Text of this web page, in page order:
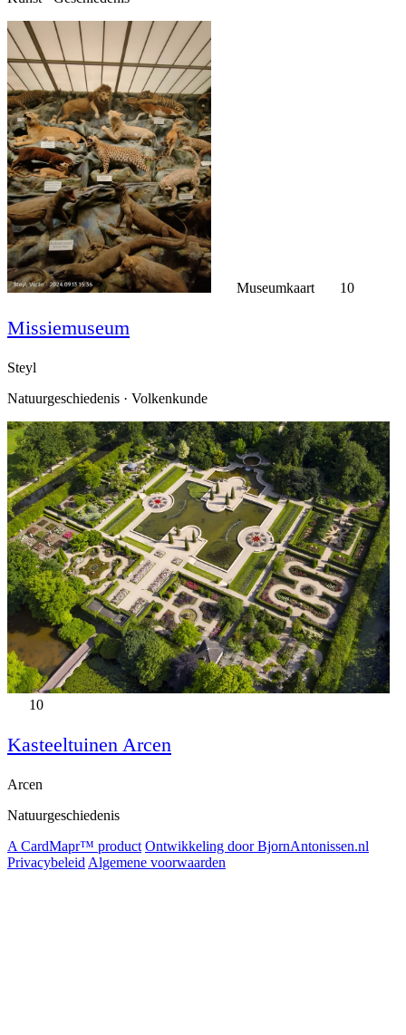
Museumkaart 10
Missiemuseum
Steyl
Natuurgeschiedenis · Volkenkunde
10
Kasteeltuinen Arcen
Arcen
Natuurgeschiedenis
A CardMapr™ product Ontwikkeling door BjornAntonissen.nl
Privacybeleid Algemene voorwaarden